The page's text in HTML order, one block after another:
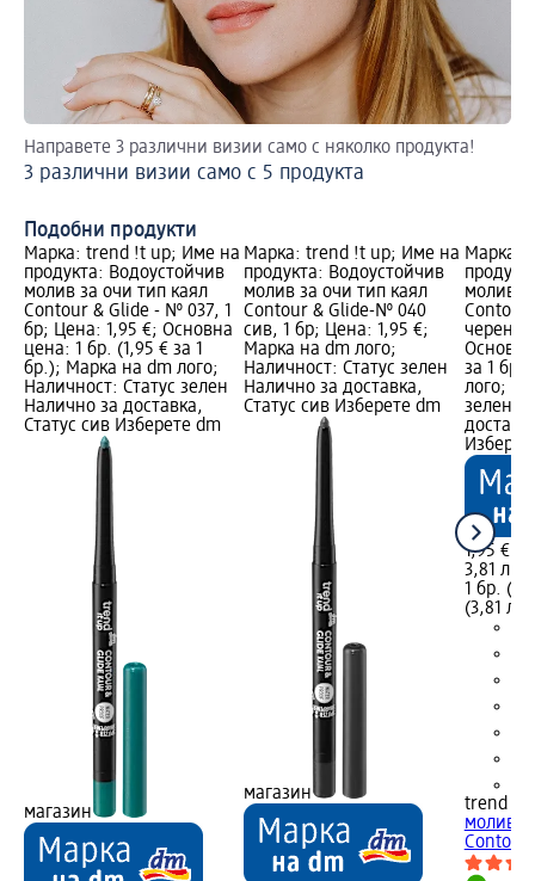
Направете 3 различни визии само с няколко продукта!
3 различни визии само с 5 продукта
Подобни продукти
Марка: trend !t up; Име на
продукта: Водоустойчив
молив за очи тип каял
Contour & Glide - № 037, 1
бр; Цена: 1,95 €; Основна
цена: 1 бр. (1,95 € за 1
бр.); Марка на dm лого;
Наличност: Статус зелен
Налично за доставка,
Статус сив Изберете dm
магазин
Марка: trend !t up; Име на
продукта: Водоустойчив
молив за очи тип каял
Contour & Glide-№ 040
сив, 1 бр; Цена: 1,95 €;
Марка на dm лого;
Наличност: Статус зелен
Налично за доставка,
Статус сив Изберете dm
магазин
Марка:
молив
Contour
черен,
за 1
лого;
зелен
1,95 €
3,81 лв.
1 бр.
(3,81
trend !t
молив
Contour